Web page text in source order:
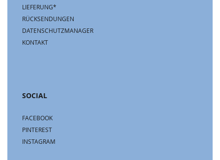
LIEFERUNG*
RÜCKSENDUNGEN
DATENSCHUTZMANAGER
KONTAKT
SOCIAL
FACEBOOK
PINTEREST
INSTAGRAM